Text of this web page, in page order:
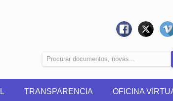
TRANSPARENCIA OFICINA